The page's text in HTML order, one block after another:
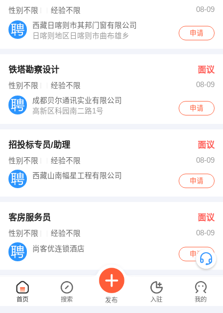
性别不限 经验不限
08-09
西藏日喀则市其邦门窗有限公司
日喀则地区日喀则市曲布雄乡
申请
铁塔勘察设计 面议
性别不限 经验不限
08-09
成都贝尔通讯实业有限公司
高新区科园南二路1号
申请
招投标专员/助理 面议
性别不限 经验不限
08-09
西藏山南幅星工程有限公司
申请
客房服务员 面议
性别不限 经验不限
08-09
尚客优连锁酒店
申请
平面设计 面议
首页 搜索 发布 入驻 我的